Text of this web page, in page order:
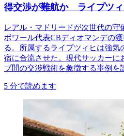
得交渉が難航か ライプツ
レアル・マドリードが次世代の守
ボワール代表CBディオマンデの
る。所属するライプツィヒは強気
宿に合流させた。現代サッカーに
ブ間の交渉戦術を象徴する事例を
5 分で読めます